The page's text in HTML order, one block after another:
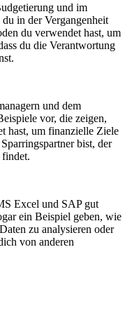
und im
in der Vergangenheit
du verwendet hast, um
du die Verantwortung
und dem
vor, die zeigen,
hast, um finanzielle Ziele
bist, der
Excel und SAP gut
ein Beispiel geben, wie
zu analysieren oder
von anderen